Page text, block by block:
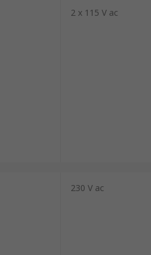
2 x 115 V ac
230 V ac